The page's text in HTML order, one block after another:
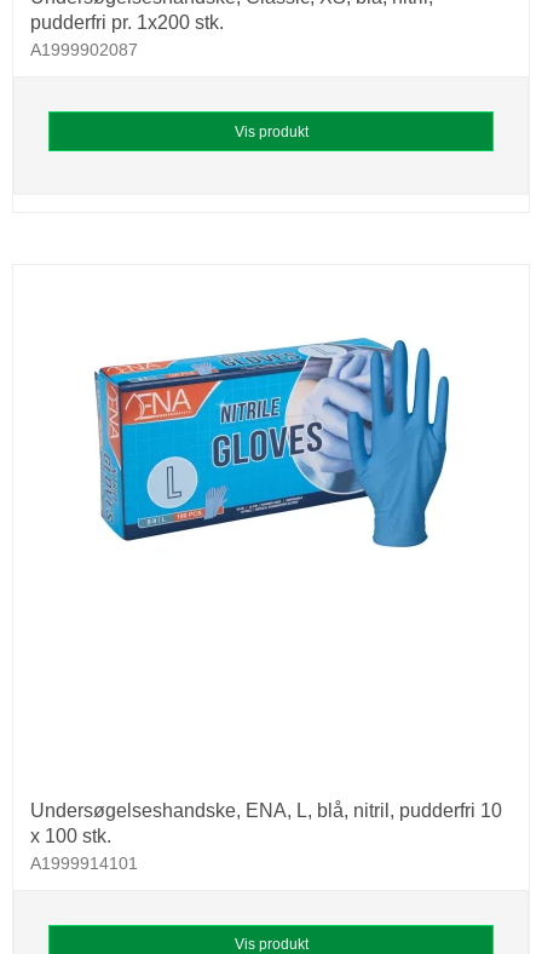
pudderfri pr. 1x200 stk.
A1999902087
Vis produkt
Undersøgelseshandske, ENA, L, blå, nitril, pudderfri 10
x 100 stk.
A1999914101
Vis produkt